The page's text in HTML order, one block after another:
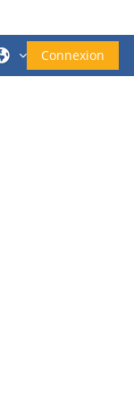
désactiver
Connexion